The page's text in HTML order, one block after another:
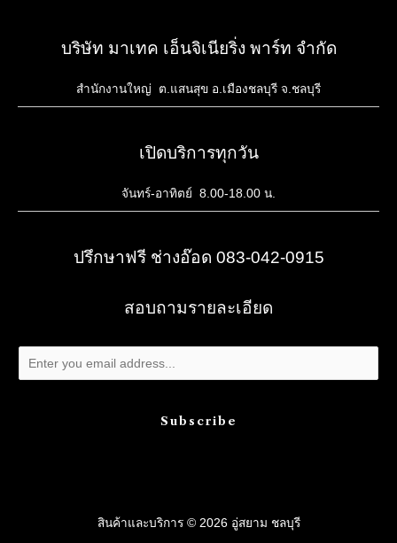
บริษัท มาเทค เอ็นจิเนียริ่ง พาร์ท จำกัด
สำนักงานใหญ่ ต.แสนสุข อ.เมืองชลบุรี จ.ชลบุรี
เปิดบริการทุกวัน
จันทร์-อาทิตย์ 8.00-18.00 น.
ปรึกษาฟรี ช่างอ๊อด 083-042-0915
สอบถามรายละเอียด
Subscribe
สินค้าและบริการ © 2026 อู่สยาม ชลบุรี